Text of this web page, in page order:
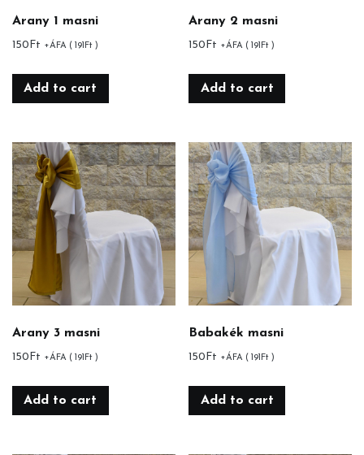
Arany 1 masni
150 Ft +ÁFA ( 191Ft )
Add to cart
Arany 2 masni
150 Ft +ÁFA ( 191Ft )
Add to cart
Arany 3 masni
150 Ft +ÁFA ( 191 Ft )
Add to cart
Babakék masni
150 Ft +ÁFA ( 191 Ft )
Add to cart